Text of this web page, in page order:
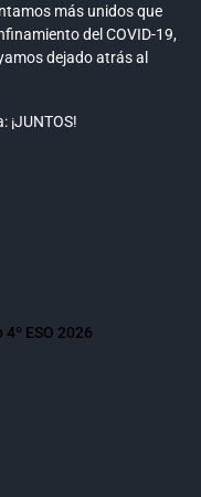
más unidos que
del COVID-19,
dejado atrás al
¡JUNTOS!
ESO 2026